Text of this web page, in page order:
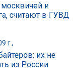
москвичей и
считают в ГУВД
г.,
их не
из России